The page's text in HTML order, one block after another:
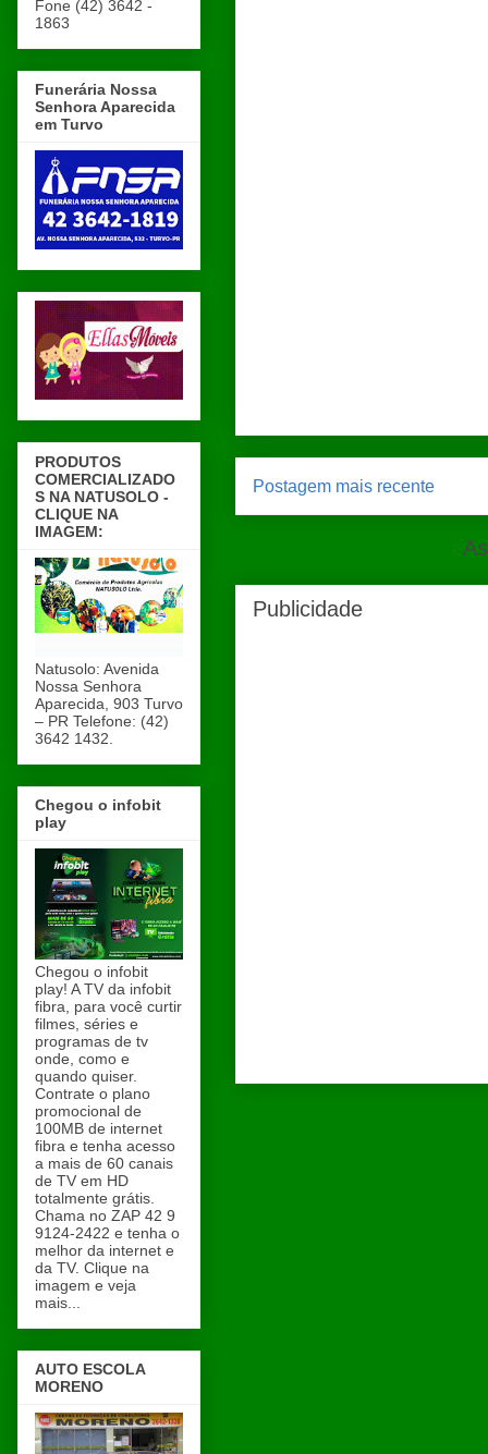
Postagem mais recente
Publicidade
Fone (42) 3642 -
1863
Funerária Nossa
Senhora Aparecida
em Turvo
PRODUTOS
COMERCIALIZADO
S NA NATUSOLO -
CLIQUE NA
IMAGEM:
Natusolo: Avenida
Nossa Senhora
Aparecida, 903 Turvo
– PR Telefone: (42)
3642 1432.
Chegou o infobit
play
Chegou o infobit
play! A TV da infobit
fibra, para você curtir
filmes, séries e
programas de tv
onde, como e
quando quiser.
Contrate o plano
promocional de
100MB de internet
fibra e tenha acesso
a mais de 60 canais
de TV em HD
totalmente grátis.
Chama no ZAP 42 9
9124-2422 e tenha o
melhor da internet e
da TV. Clique na
imagem e veja
mais...
AUTO ESCOLA
MORENO